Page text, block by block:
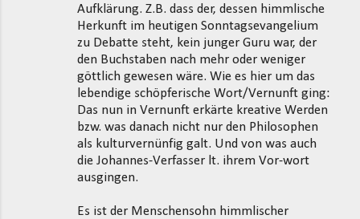
Aufklärung. Z.B. dass der, dessen himmlische
Herkunft im heutigen Sonntagsevangelium
zu Debatte steht, kein junger Guru war, der
den Buchstaben nach mehr oder weniger
göttlich gewesen wäre. Wie es hier um das
lebendige schöpferische Wort/Vernunft ging:
Das nun in Vernunft erkärte kreative Werden
bzw. was danach nicht nur den Philosophen
als kulturvernünfig galt. Und von was auch
die Johannes-Verfasser lt. ihrem Vor-wort
ausgingen.
Es ist der Menschensohn himmlischer